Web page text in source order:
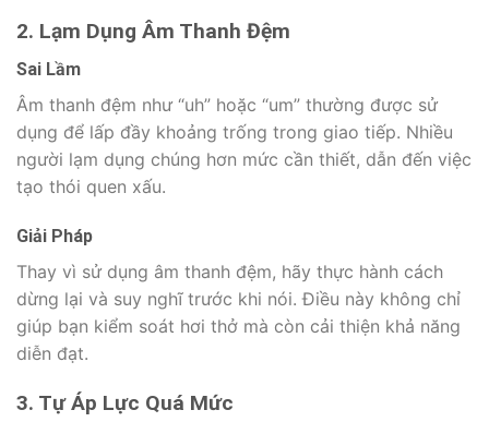
2. Lạm Dụng Âm Thanh Đệm
Sai Lầm
Âm thanh đệm như “uh” hoặc “um” thường được sử
dụng để lấp đầy khoảng trống trong giao tiếp. Nhiều
người lạm dụng chúng hơn mức cần thiết, dẫn đến việc
tạo thói quen xấu.
Giải Pháp
Thay vì sử dụng âm thanh đệm, hãy thực hành cách
dừng lại và suy nghĩ trước khi nói. Điều này không chỉ
giúp bạn kiểm soát hơi thở mà còn cải thiện khả năng
diễn đạt.
3. Tự Áp Lực Quá Mức